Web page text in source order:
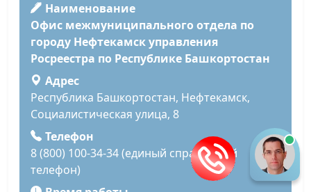
Наименование
Офис межмуниципального отдела по
городу Нефтекамск управления
Росреестра по Республике Башкортостан
Адрес
Республика Башкортостан, Нефтекамск,
Социалистическая улица, 8
Телефон
8 (800) 100-34-34 (единый справочный
телефон)